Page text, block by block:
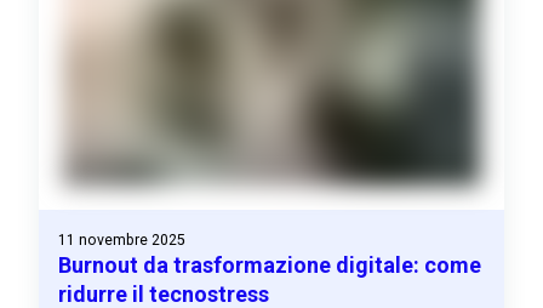
11 novembre 2025
Burnout da trasformazione digitale: come
ridurre il tecnostress